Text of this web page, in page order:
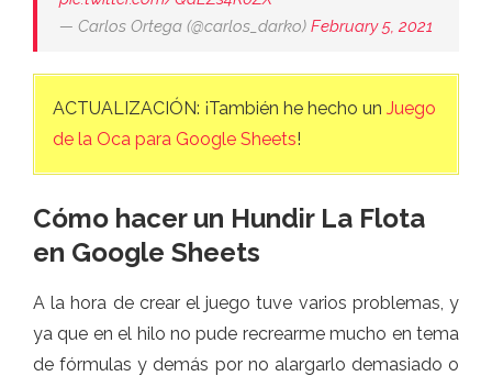
— Carlos Ortega (@carlos_darko) February 5, 2021
ACTUALIZACIÓN: ¡También he hecho un Juego
de la Oca para Google Sheets!
Cómo hacer un Hundir La Flota
en Google Sheets
A la hora de crear el juego tuve varios problemas, y
ya que en el hilo no pude recrearme mucho en tema
de fórmulas y demás por no alargarlo demasiado o